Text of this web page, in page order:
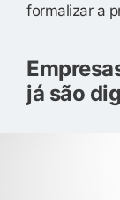
formalizar a
já são